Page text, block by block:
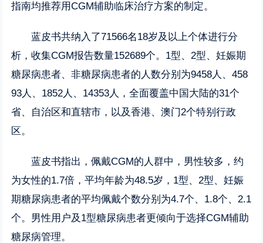
指南均推荐用CGM辅助临床治疗方案的制定。
蓝皮书共纳入了71566名18岁及以上个体进行分
析，收集CGM报告数量152689个。1型、2型、妊娠期
糖尿病患者、非糖尿病患者的人数分别为9458人、458
93人、1852人、14353人，全面覆盖中国大陆的31个
省、自治区和直辖市，以及香港、澳门2个特别行政
区。
蓝皮书指出，佩戴CGM的人群中，男性较多，约
为女性的1.7倍，平均年龄为48.5岁，1型、2型、妊娠
期糖尿病患者的平均佩戴个数分别为4.7个、1.8个、2.1
个。男性用户及1型糖尿病患者更倾向于选择CGM辅助
糖尿病管理。